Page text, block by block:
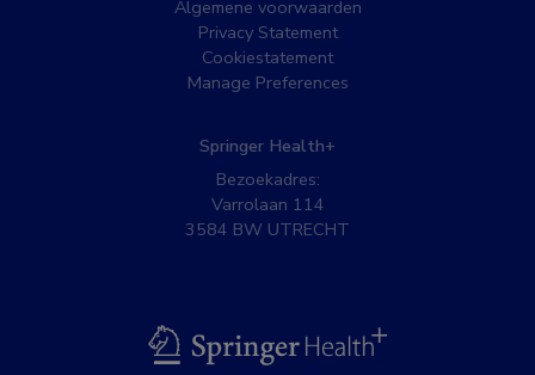
Algemene voorwaarden
Privacy Statement
Cookiestatement
Manage Preferences
Springer Health+
Bezoekadres:
Varrolaan 114
3584 BW UTRECHT
BSL